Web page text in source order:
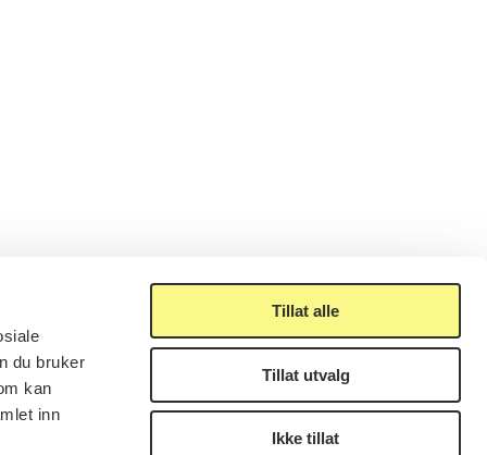
du bruker
kan
inn
Tillat alle
Tillat utvalg
Ikke tillat